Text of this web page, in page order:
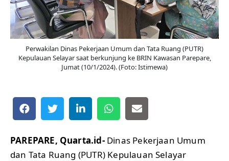
Perwakilan Dinas Pekerjaan Umum dan Tata Ruang (PUTR)
Kepulauan Selayar saat berkunjung ke BRIN Kawasan Parepare,
Jumat (10/1/2024). (Foto: Istimewa)
PAREPARE, Quarta.id-Dinas Pekerjaan Umum
dan Tata Ruang (PUTR) Kepulauan Selayar